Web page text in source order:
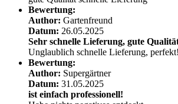
Bewertung:
Author: Gartenfreund
Datum: 26.05.2025
Sehr schnelle Lieferung, gute
Unglaublich schnelle Lieferung, perfekt!
Bewertung:
Author: Supergärtner
Datum: 31.05.2025
ist einfach professionell!